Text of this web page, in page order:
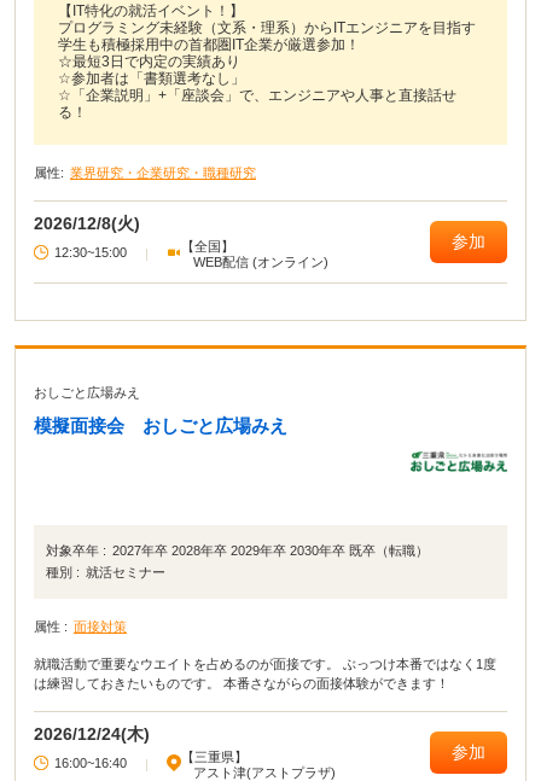
【IT特化の就活イベント！】
プログラミング未経験（文系・理系）からITエンジニアを目指す
学生も積極採用中の首都圏IT企業が厳選参加！
☆最短3日で内定の実績あり
☆参加者は「書類選考なし」
☆「企業説明」+「座談会」で、エンジニアや人事と直接話せ
る！
属性: 業界研究・企業研究・職種研究
2026/12/8(火)
12:30~15:00
【全国】
WEB配信 (オンライン)
参加
おしごと広場みえ
模擬面接会 おしごと広場みえ
対象卒年 : 2027年卒 2028年卒 2029年卒 2030年卒 既卒（転職）
種別 : 就活セミナー
属性 : 面接対策
就職活動で重要なウエイトを占めるのが面接です。 ぶっつけ本番ではなく1度
は練習しておきたいものです。 本番さながらの面接体験ができます！
2026/12/24(木)
16:00~16:40
【三重県】
アスト津(アストプラザ)
参加